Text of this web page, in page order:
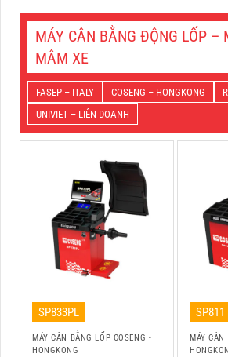
MÁY CÂN BẰNG ĐỘNG LỐP –
MÂM XE
FASEP – ITALY COSENG – HONGKONG
UNIVIET – LIÊN DOANH
SP833PL
MÁY CÂN BẰNG LỐP COSENG -
HONGKONG
SP811
MÁY CÂN